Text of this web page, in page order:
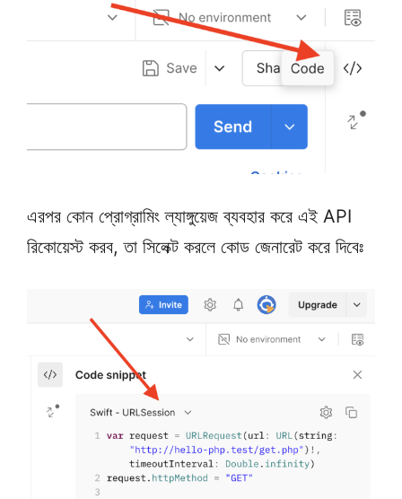
এরপর কোন প্রোগ্রামিং ল্যাঙ্গুয়েজ ব্যবহার করে এই API
রিকোয়েস্ট করব, তা সিলেক্ট করলে কোড জেনারেট করে দিবেঃ